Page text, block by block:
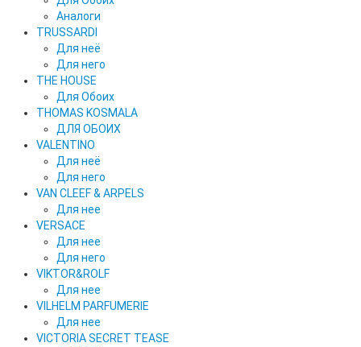
Аналоги
TRUSSARDI
Для неё
Для него
THE HOUSE
Для Обоих
THOMAS KOSMALA
ДЛЯ ОБОИХ
VALENTINO
Для неё
Для него
VAN CLEEF & ARPELS
Для нее
VERSACE
Для нее
Для него
VIKTOR&ROLF
Для нее
VILHELM PARFUMERIE
Для нее
VICTORIA SECRET TEASE